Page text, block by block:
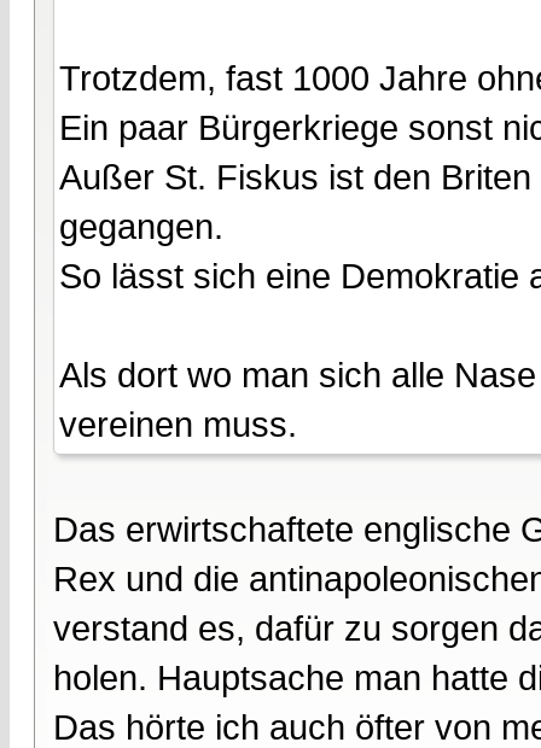
Trotzdem, fast 1000 Jahre
Ein paar Bürgerkriege sonst
Außer St. Fiskus ist den
gegangen.
So lässt sich eine Demokratie
Als dort wo man sich alle
vereinen muss.
Das erwirtschaftete englische
Rex und die
verstand es, dafür zu sorgen
holen. Hauptsache man hatte
Das hörte ich auch öfter von